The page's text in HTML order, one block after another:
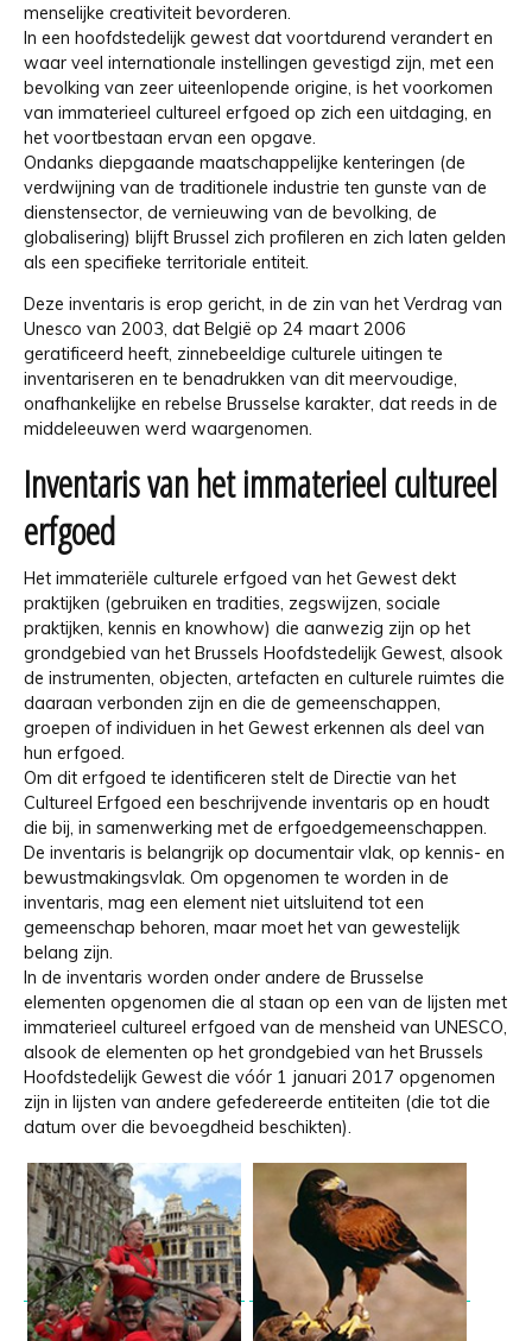
menselijke creativiteit bevorderen.
In een hoofdstedelijk gewest dat voortdurend verandert en
waar veel internationale instellingen gevestigd zijn, met een
bevolking van zeer uiteenlopende origine, is het voorkomen
van immaterieel cultureel erfgoed op zich een uitdaging, en
het voortbestaan ervan een opgave.
Ondanks diepgaande maatschappelijke kenteringen (de
verdwijning van de traditionele industrie ten gunste van de
dienstensector, de vernieuwing van de bevolking, de
globalisering) blijft Brussel zich profileren en zich laten gelden
als een specifieke territoriale entiteit.
Deze inventaris is erop gericht, in de zin van het Verdrag van
Unesco van 2003, dat België op 24 maart 2006
geratificeerd heeft, zinnebeeldige culturele uitingen te
inventariseren en te benadrukken van dit meervoudige,
onafhankelijke en rebelse Brusselse karakter, dat reeds in de
middeleeuwen werd waargenomen.
Inventaris van het immaterieel cultureel
erfgoed
Het immateriële culturele erfgoed van het Gewest dekt
praktijken (gebruiken en tradities, zegswijzen, sociale
praktijken, kennis en knowhow) die aanwezig zijn op het
grondgebied van het Brussels Hoofdstedelijk Gewest, alsook
de instrumenten, objecten, artefacten en culturele ruimtes die
daaraan verbonden zijn en die de gemeenschappen,
groepen of individuen in het Gewest erkennen als deel van
hun erfgoed.
Om dit erfgoed te identificeren stelt de Directie van het
Cultureel Erfgoed een beschrijvende inventaris op en houdt
die bij, in samenwerking met de erfgoedgemeenschappen.
De inventaris is belangrijk op documentair vlak, op kennis- en
bewustmakingsvlak. Om opgenomen te worden in de
inventaris, mag een element niet uitsluitend tot een
gemeenschap behoren, maar moet het van gewestelijk
belang zijn.
In de inventaris worden onder andere de Brusselse
elementen opgenomen die al staan op een van de lijsten met
immaterieel cultureel erfgoed van de mensheid van UNESCO,
alsook de elementen op het grondgebied van het Brussels
Hoofdstedelijk Gewest die vóór 1 januari 2017 opgenomen
zijn in lijsten van andere gefedereerde entiteiten (die tot die
datum over die bevoegdheid beschikten).